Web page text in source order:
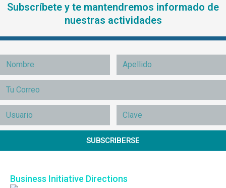
Subscríbete y te mantendremos informado de
nuestras actividades
SUBSCRIBERSE
Business Initiative Directions